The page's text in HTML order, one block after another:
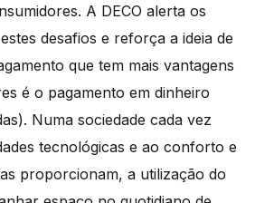
A DECO alerta os
desafios e reforça a ideia de
que tem mais vantagens
é o pagamento em dinheiro
Numa sociedade cada vez
tecnológicas e ao conforto e
proporcionam, a utilização do